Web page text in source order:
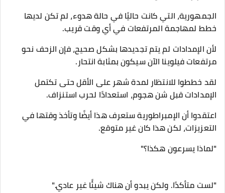
الجمهورية، التي كانت حاليًا في حالة هدوء، لم تكن لديها
خطط لمهاجمة المرتفعات في أي وقت قريب.
لأن الإمدادات لم يتم تجديدها بشكل صحيح، فإن الزحف نحو
مرتفعات فيلوينا الآن سيكون بمثابة انتحار.
لقد خططوا للانتظار لمدة شهر على الأقل حتى تكتمل
الإمدادات قبل شن هجوم، استعدادًا لحرب استنزاف.
اعتقدوا أن الإمبراطورية ستعرف هذا أيضًا وتأخذ وقتها في
التعزيزات، لكن هذا كان غير متوقع.
"لماذا يسرعون هكذا؟"
"لست متأكدًا. ولكن يبدو أن هناك شيئًا غير عادي."